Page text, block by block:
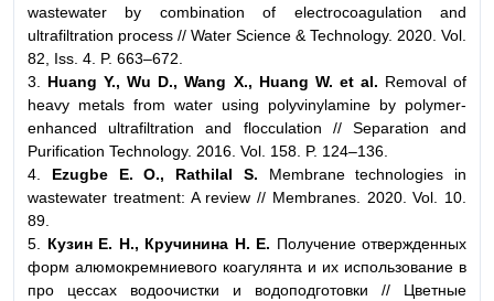
wastewater by combination of electrocoagulation and
ultrafiltration process // Water Science & Technology. 2020. Vol.
82, Iss. 4. P. 663–672.
3. Huang Y., Wu D., Wang X., Huang W. et al. Removal of
heavy metals from water using polyvinylamine by polymer-
enhanced ultrafiltration and flocculation // Separation and
Purification Technology. 2016. Vol. 158. P. 124–136.
4. Ezugbe E. O., Rathilal S. Membrane technologies in
wastewater treatment: A review // Membranes. 2020. Vol. 10.
89.
5. Кузин Е. Н., Кручинина Н. Е. Получение отвержденных
форм алюмокремниевого коагулянта и их использование в
про цессах водоочистки и водоподготовки // Цветные